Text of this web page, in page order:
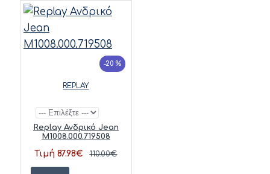
-20 %
REPLAY
Replay Ανδρικό Jean
M1008.000.719508
Τιμή 87.98€ 110.00€